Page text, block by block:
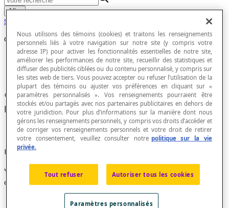
Aller
Solides
Cylindre oblique
Cylindre dont lesgénératricesne sont pas
perpendiculaires aux bases.
Exemple
Voici un exemple de cylindre oblique à bases
discoïdales.
Nous utilisons des témoins (cookies) et traitons les renseignements
personnels liés à votre navigation sur notre site (y compris votre
adresse IP) pour activer les fonctionnalités essentielles de notre site,
améliorer les performances de notre site, recueillir des statistiques et
diffuser des publicités ciblées ou du contenu personnalisé, y compris sur
les sites web de tiers. Vous pouvez accepter ou refuser l’utilisation de la
plupart des témoins ou ajuster vos préférences en cliquant sur «
paramètres personnalisés ». Vos renseignements pourraient être
stockés et/ou partagés avec nos partenaires publicitaires en dehors de
votre juridiction. Pour plus d’informations sur la manière dont nous
gérons les renseignements personnels, y compris vos droits d’accéder et
de corriger vos renseignements personnels et votre droit de retirer
votre consentement, veuillez consulter notre politique sur la vie
privée.
Tout refuser Autoriser tous les cookies
Paramètres personnalisés